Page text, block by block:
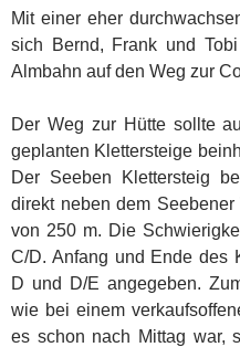
Mit einer eher
sich Bernd, Frank und
Almbahn auf den Weg zur
Der Weg zur Hütte sollte
geplanten Klettersteige
Der Seeben Klettersteig
direkt neben dem
von 250 m. Die
C/D. Anfang und Ende des
D und D/E angegeben.
wie bei einem
es schon nach Mittag war,